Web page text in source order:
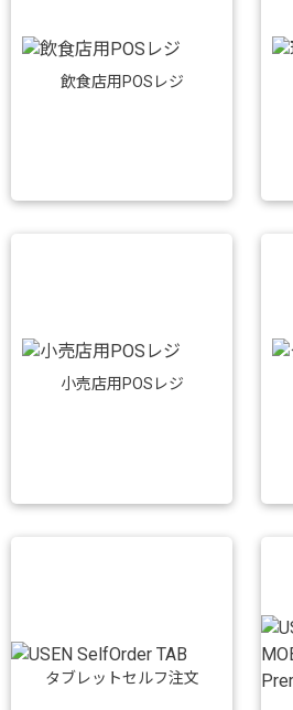
飲食店用POSレジ
小売店用POSレジ
タブレットセルフ注文